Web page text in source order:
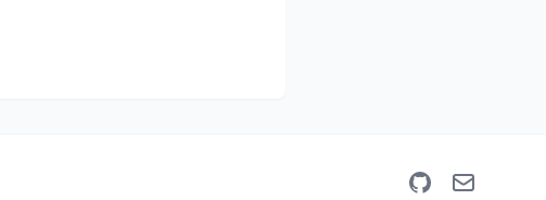
GitHubEmail